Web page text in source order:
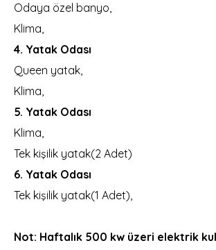
Odaya özel banyo,
Klima,
4. Yatak Odası
Queen yatak,
Klima,
5. Yatak Odası
Klima,
Tek kişilik yatak(2 Adet)
6. Yatak Odası
Tek kişilik yatak(1 Adet),
Not: Haftalık 500 kw üzeri elektrik